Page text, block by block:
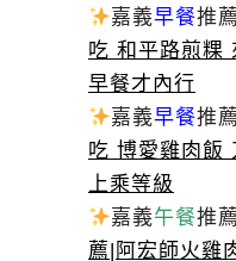
嘉義早餐推薦
吃 和平路煎粿
早餐才內行
嘉義早餐推薦
吃 博愛雞肉飯
上乘等級
嘉義午餐推薦
薦|阿宏師火雞